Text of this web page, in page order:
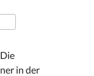
in der